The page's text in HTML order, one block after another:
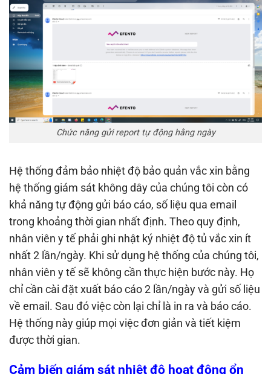
Chức năng gửi report tự động hằng ngày
Hệ thống đảm bảo nhiệt độ bảo quản vắc xin bằng
hệ thống giám sát không dây của chúng tôi còn có
khả năng tự động gửi báo cáo, số liệu qua email
trong khoảng thời gian nhất định. Theo quy định,
nhân viên y tế phải ghi nhật ký nhiệt độ tủ vắc xin ít
nhất 2 lần/ngày. Khi sử dụng hệ thống của chúng tôi,
nhân viên y tế sẽ không cần thực hiện bước này. Họ
chỉ cần cài đặt xuất báo cáo 2 lần/ngày và gửi số liệu
về email. Sau đó việc còn lại chỉ là in ra và báo cáo.
Hệ thống này giúp mọi việc đơn giản và tiết kiệm
được thời gian.
Cảm biến giám sát nhiệt độ hoạt động ổn